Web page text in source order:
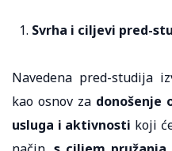
Svrha i ciljevi pred-
Navedena pred-studija
kao osnov za donošenje
usluga i aktivnosti koji